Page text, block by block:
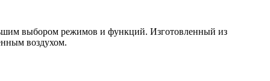
выбором режимов и функций. Изготовленный из
воздухом.